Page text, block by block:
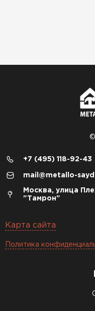
©
+7 (495) 118-92-43
mail@metallo-
Москва, улица
"Тамрон"
Карта сайта
Политика